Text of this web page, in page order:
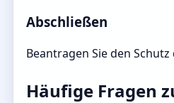
Abschließen
Beantragen Sie den
Häufige Fragen